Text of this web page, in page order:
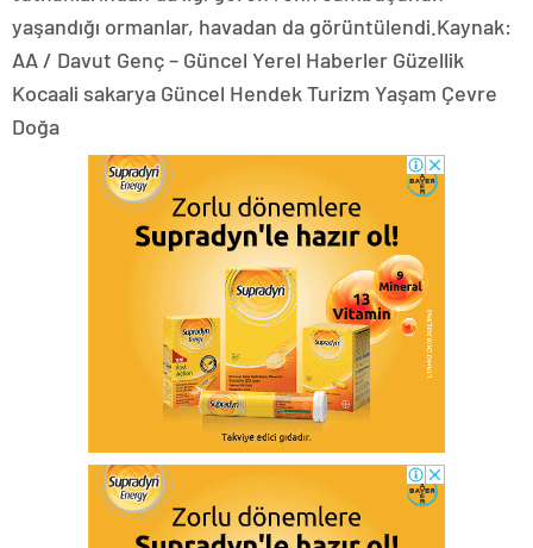
yaşandığı ormanlar, havadan da görüntülendi.Kaynak:
AA / Davut Genç – Güncel Yerel Haberler Güzellik
Kocaali sakarya Güncel Hendek Turizm Yaşam Çevre
Doğa